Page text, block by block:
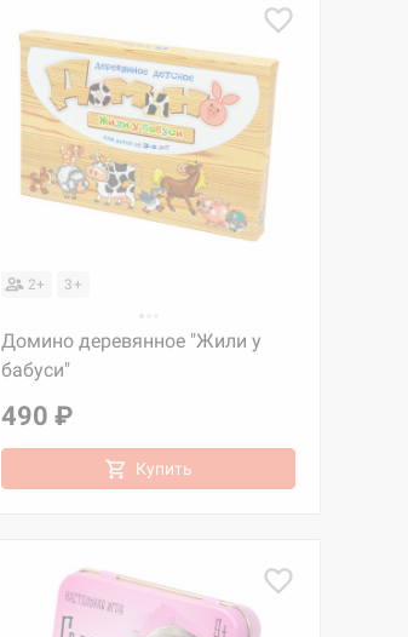
2+ 3+
Домино деревянное "Жили у
бабуси"
490 ₽
Купить